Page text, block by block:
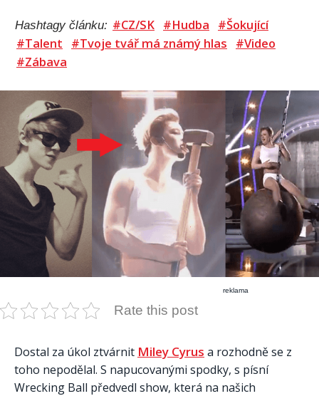
Hashtagy článku: #CZ/SK #Hudba
#Šokující
#Talent
#Tvoje tvář má známý hlas
#Video
#Zábava
reklama
Rate this post
Dostal za úkol ztvárnit Miley Cyrus a rozhodně se z
toho nepodělal. S napucovanými spodky, s písní
Wrecking Ball předvedl show, která na našich